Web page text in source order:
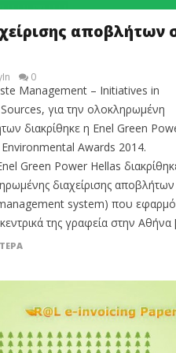
αποβλήτων
0
Management – Initiatives in
για την ολοκληρωμένη
διακρίθηκε η Enel Green
Awards 2014.
Green Power Hellas
διαχείρισης αποβλήτων
system) που
της γραφεία στην